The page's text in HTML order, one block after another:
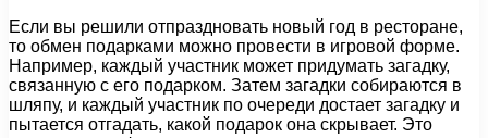
Если вы решили отпраздновать новый год в ресторане,
то обмен подарками можно провести в игровой форме.
Например, каждый участник может придумать загадку,
связанную с его подарком. Затем загадки собираются в
шляпу, и каждый участник по очереди достает загадку и
пытается отгадать, какой подарок она скрывает. Это